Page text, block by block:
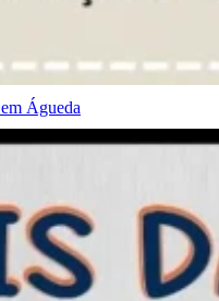
Águeda